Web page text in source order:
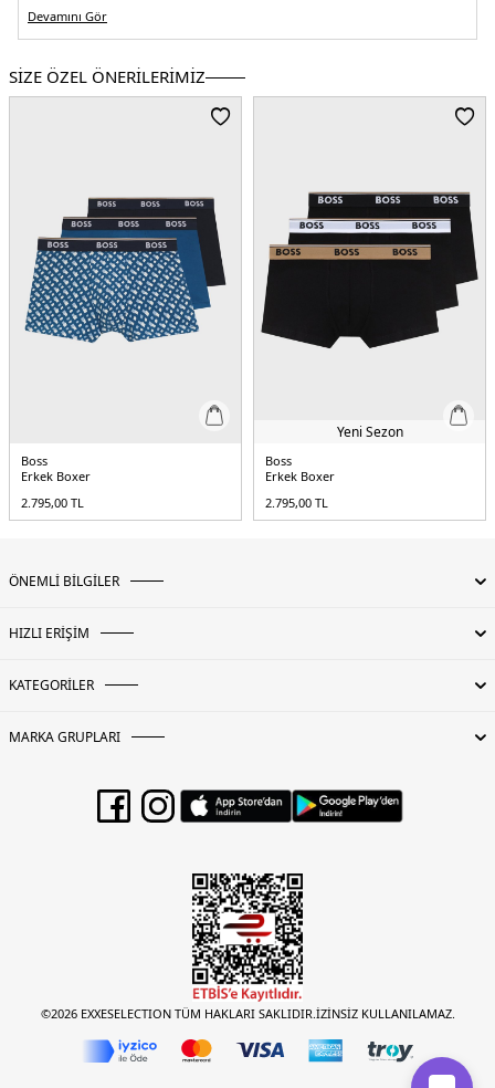
5DE150531701960.07
Devamını Gör
SİZE ÖZEL ÖNERİLERİMİZ
Boss
Erkek Boxer
2.795,00 TL
Yeni Sezon
Boss
Erkek Boxer
2.795,00 TL
ÖNEMLİ BİLGİLER
HIZLI ERİŞİM
KATEGORİLER
MARKA GRUPLARI
©2026 EXXESELECTION TÜM HAKLARI SAKLIDIR.İZİNSİZ KULLANILAMAZ.